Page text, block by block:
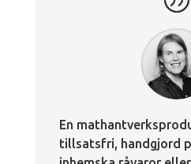
En
tillsatsfri, handgjord